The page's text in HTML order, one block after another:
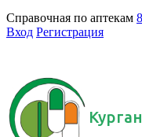
Справочная по аптекам
Вход Регистрация